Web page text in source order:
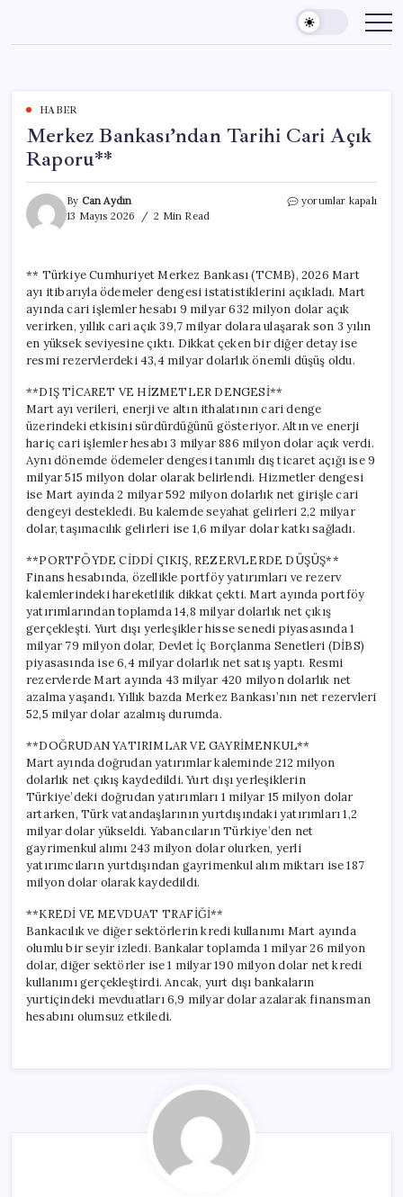
content
HABER
Merkez Bankası’ndan Tarihi Cari Açık
Raporu**
By Can Aydın
13 Mayıs 2026
2 Min Read
Merkez
Raporu**
için
yorumlar kapalı
** Türkiye Cumhuriyet Merkez Bankası (TCMB), 2026 Mart
ayı itibarıyla ödemeler dengesi istatistiklerini açıkladı. Mart
ayında cari işlemler hesabı 9 milyar 632 milyon dolar açık
verirken, yıllık cari açık 39,7 milyar dolara ulaşarak son 3 yılın
en yüksek seviyesine çıktı. Dikkat çeken bir diğer detay ise
resmi rezervlerdeki 43,4 milyar dolarlık önemli düşüş oldu.
**DIŞ TİCARET VE HİZMETLER DENGESİ**
Mart ayı verileri, enerji ve altın ithalatının cari denge
üzerindeki etkisini sürdürdüğünü gösteriyor. Altın ve enerji
hariç cari işlemler hesabı 3 milyar 886 milyon dolar açık verdi.
Aynı dönemde ödemeler dengesi tanımlı dış ticaret açığı ise 9
milyar 515 milyon dolar olarak belirlendi. Hizmetler dengesi
ise Mart ayında 2 milyar 592 milyon dolarlık net girişle cari
dengeyi destekledi. Bu kalemde seyahat gelirleri 2,2 milyar
dolar, taşımacılık gelirleri ise 1,6 milyar dolar katkı sağladı.
**PORTFÖYDE CİDDİ ÇIKIŞ, REZERVLERDE DÜŞÜŞ**
Finans hesabında, özellikle portföy yatırımları ve rezerv
kalemlerindeki hareketlilik dikkat çekti. Mart ayında portföy
yatırımlarından toplamda 14,8 milyar dolarlık net çıkış
gerçekleşti. Yurt dışı yerleşikler hisse senedi piyasasında 1
milyar 79 milyon dolar, Devlet İç Borçlanma Senetleri (DİBS)
piyasasında ise 6,4 milyar dolarlık net satış yaptı. Resmi
rezervlerde Mart ayında 43 milyar 420 milyon dolarlık net
azalma yaşandı. Yıllık bazda Merkez Bankası’nın net rezervleri
52,5 milyar dolar azalmış durumda.
**DOĞRUDAN YATIRIMLAR VE GAYRİMENKUL**
Mart ayında doğrudan yatırımlar kaleminde 212 milyon
dolarlık net çıkış kaydedildi. Yurt dışı yerleşiklerin
Türkiye’deki doğrudan yatırımları 1 milyar 15 milyon dolar
artarken, Türk vatandaşlarının yurtdışındaki yatırımları 1,2
milyar dolar yükseldi. Yabancıların Türkiye’den net
gayrimenkul alımı 243 milyon dolar olurken, yerli
yatırımcıların yurtdışından gayrimenkul alım miktarı ise 187
milyon dolar olarak kaydedildi.
**KREDİ VE MEVDUAT TRAFİĞİ**
Bankacılık ve diğer sektörlerin kredi kullanımı Mart ayında
olumlu bir seyir izledi. Bankalar toplamda 1 milyar 26 milyon
dolar, diğer sektörler ise 1 milyar 190 milyon dolar net kredi
kullanımı gerçekleştirdi. Ancak, yurt dışı bankaların
yurtiçindeki mevduatları 6,9 milyar dolar azalarak finansman
hesabını olumsuz etkiledi.